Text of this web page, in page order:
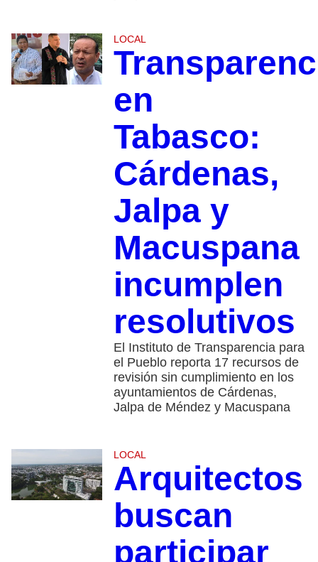
LOCAL
en
Tabasco:
Cárdenas,
Jalpa y
Macuspana
incumplen
resolutivos
El Instituto de Transparencia para
el Pueblo reporta 17 recursos de
revisión sin cumplimiento en los
ayuntamientos de Cárdenas,
Jalpa de Méndez y Macuspana
LOCAL
Arquitectos
buscan
participar